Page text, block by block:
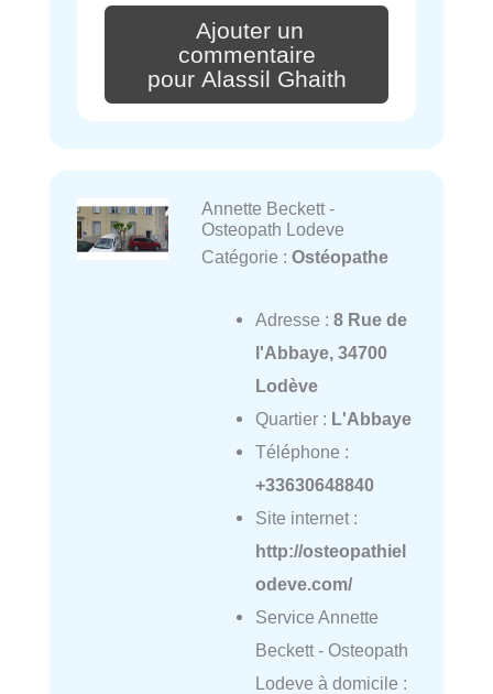
Ajouter un
commentaire
pour Alassil Ghaith
Annette Beckett -
Osteopath Lodeve
Catégorie : Ostéopathe
Adresse : 8 Rue de
l'Abbaye, 34700
Lodève
Quartier : L'Abbaye
Téléphone :
+33630648840
Site internet :
http://osteopathiel
odeve.com/
Service Annette
Beckett - Osteopath
Lodeve à domicile :